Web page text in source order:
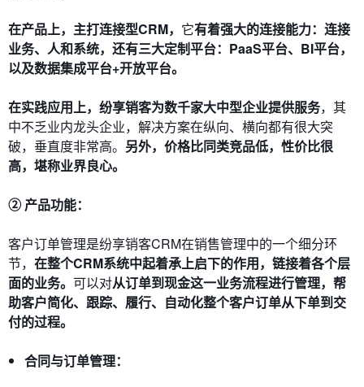
在产品上，主打连接型CRM， 它有着强大的连接能力：连接
业务、人和系统，还有三大定制平台：PaaS平台、BI平台，
以及数据集成平台+开放平台。
在实践应用上，纷享销客为数千家大中型企业提供服务，其
中不乏业内龙头企业， 解决方案在纵向、横向都有很大突
破，垂直度非常高。 另外，价格比同类竞品低，性价比很
高，堪称业界良心。
② 产品功能：
客户订单管理是纷享销客CRM在销售管理中的一个细分环
节， 在整个CRM系统中起着承上启下的作用，链接着各个层
面的业务。 可以对从订单到现金这一业务流程进行管理，帮
助客户简化、跟踪、履行、自动化整个客户订单从下单到交
付的过程。
合同与订单管理：